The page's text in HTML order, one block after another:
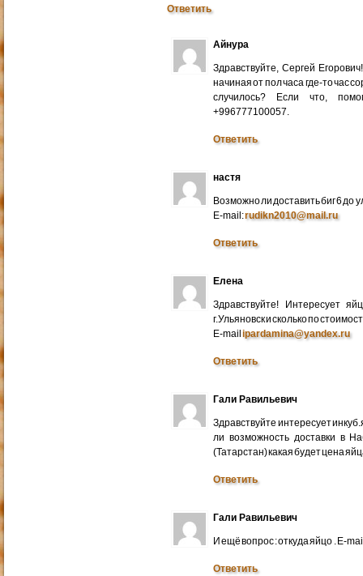
Ответить
Айнура
Здравствуйте, Сергей
начиная от пол часа где-то час
случилось? Если что,
+996777100057.
Ответить
настя
Возможно ли доставить биг 6 до
E-mail:rudikn2010@mail.ru
Ответить
Елена
Здравствуйте! Интересует
г.Ульяновск и сколько по
E-mailipardamina@yandex.ru
Ответить
Гали Равильевич
Здравствуйте интересует
ли возможность доставки в
(Татарстан) какая будет цена
Ответить
Гали Равильевич
И ещё вопрос : откуда яйцо . E-
Ответить